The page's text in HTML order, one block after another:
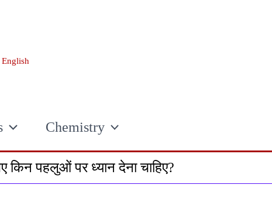
Chemistry
पहलुओं पर ध्यान देना चाहिए?